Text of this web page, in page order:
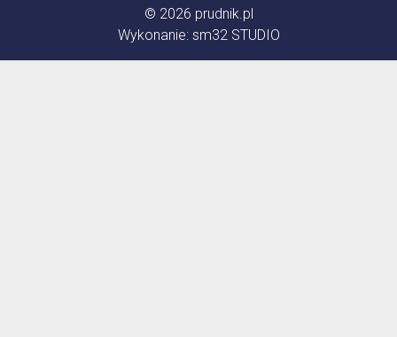
© 2026 prudnik.pl
Wykonanie: sm32 STUDIO